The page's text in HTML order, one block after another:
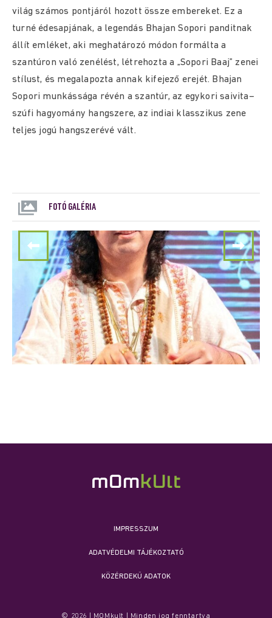
világ számos pontjáról hozott össze embereket. Ez a
turné édesapjának, a legendás Bhajan Sopori panditnak
állít emléket, aki meghatározó módon formálta a
szantúron való zenélést, létrehozta a „Sopori Baaj” zenei
stílust, és megalapozta annak kifejező erejét. Bhajan
Sopori munkássága révén a szantúr, az egykori saivita–
szúfi hagyomány hangszere, az indiai klasszikus zene
teljes jogú hangszerévé vált.
FOTÓ GALÉRIA
IMPRESSZUM
ADATVÉDELMI TÁJÉKOZTATÓ
KÖZÉRDEKŰ ADATOK
© 2026 | MOMkult | Minden jog fenntartva